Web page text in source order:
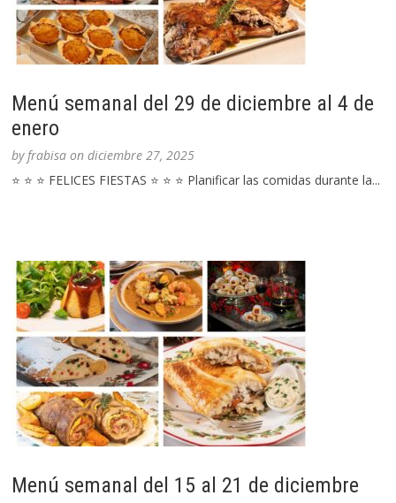
Menú semanal del 29 de diciembre al 4 de
enero
byfrabisa ondiciembre 27, 2025
⭐ ⭐ ⭐ FELICES FIESTAS ⭐ ⭐ ⭐ Planificar las comidas durante la...
Menú semanal del 15 al 21 de diciembre